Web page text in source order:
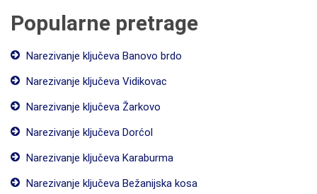
Popularne pretrage
Narezivanje ključeva Banovo brdo
Narezivanje ključeva Vidikovac
Narezivanje ključeva Žarkovo
Narezivanje ključeva Dorćol
Narezivanje ključeva Karaburma
Narezivanje ključeva Bežanijska kosa